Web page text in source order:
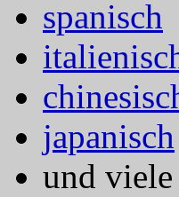
spanisch
japanisch
und